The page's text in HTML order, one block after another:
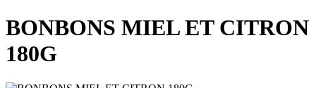
BONBONS MIEL ET CITRON
180G